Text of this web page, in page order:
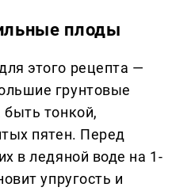
плоды
этого рецепта —
грунтовые
тонкой,
пятен. Перед
в ледяной воде на 1-
упругость и